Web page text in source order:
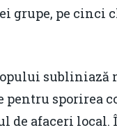
grupe, pe cinci
pentru
afaceri local.